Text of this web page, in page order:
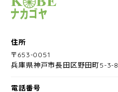
住所
〒653-0051
兵庫県神戸市長田区野田町5-3-8
電話番号